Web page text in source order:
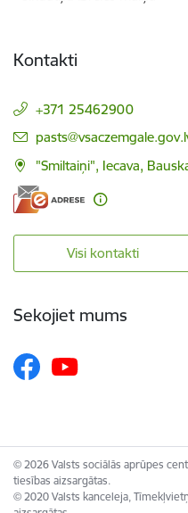
Kontakti
+371 25462900
E-pasts:
"Smiltaiņi", Iecava,
Visi kontakti
Sekojiet mums
© 2026 Valsts sociālās aprūpes
tiesības aizsargātas.
© 2020 Valsts kanceleja,